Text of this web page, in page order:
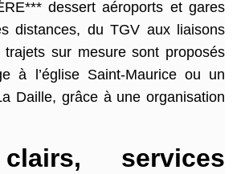
dessert aéroports et gares
distances, du TGV aux liaisons
trajets sur mesure sont proposés
à l’église Saint-Maurice ou un
Daille, grâce à une organisation
services